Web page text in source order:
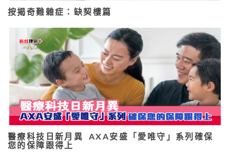
按揭奇難雜症：缺契樓篇
醫療科技日新月異 AXA安盛「愛唯守」系列確保
您的保障跟得上